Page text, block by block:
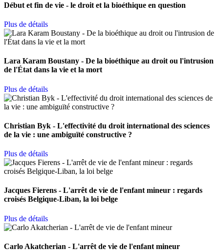
Début et fin de vie - le droit et la bioéthique en question
Plus de détails
Lara Karam Boustany - De la bioéthique au droit ou l'intrusion
de l'État dans la vie et la mort
Plus de détails
Christian Byk - L'effectivité du droit international des sciences
de la vie : une ambiguïté constructive ?
Plus de détails
Jacques Fierens - L'arrêt de vie de l'enfant mineur : regards
croisés Belgique-Liban, la loi belge
Plus de détails
Carlo Akatcherian - L'arrêt de vie de l'enfant mineur